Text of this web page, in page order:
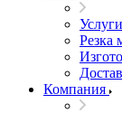
Услуги
Резка
Компания